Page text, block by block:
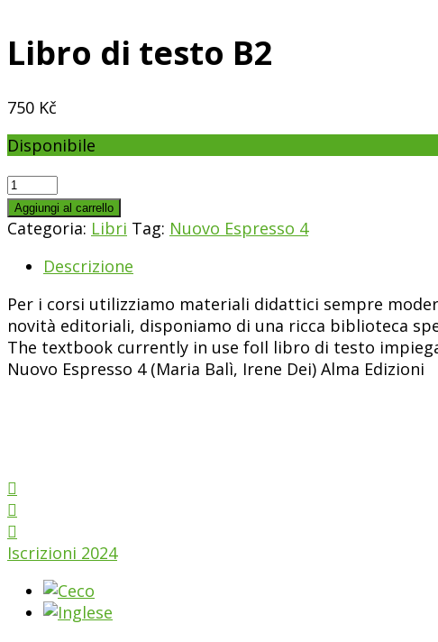
Libro di testo B2
750 Kč
Disponibile
Libro
di
testo
quantità
Aggiungi al carrello
Categoria: Libri Tag: Nuovo Espresso 4
Descrizione
Per i corsi utilizziamo materiali didattici sempre
novità editoriali, disponiamo di una ricca biblioteca
The textbook currently in use foIl libro di testo
Nuovo Espresso 4 (Maria Balì, Irene Dei) Alma Edizioni
Iscrizioni 2024